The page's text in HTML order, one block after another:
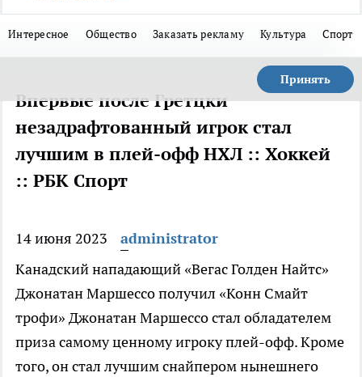
Интересное Общество Заказать рекламу Культура Спорт
Принять
Впервые после Гретцки
незадрафтованный игрок стал
лучшим в плей-офф НХЛ :: Хоккей
:: РБК Спорт
14 июня 2023
administrator
Канадский нападающий «Вегас Голден Найтс»
Джонатан Маршессо получил «Конн Смайт
трофи» Джонатан Маршессо стал обладателем
приза самому ценному игроку плей-офф. Кроме
того, он стал лучшим снайпером нынешнего